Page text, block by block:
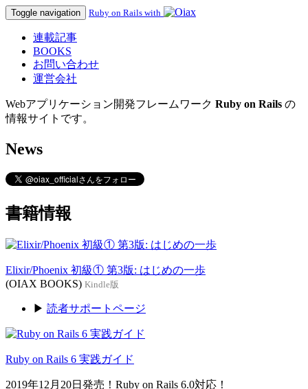
Toggle navigation Ruby on Rails with
連載記事
BOOKS
お問い合わせ
運営会社
Webアプリケーション開発フレームワーク Ruby on Rails の
情報サイトです。
News
書籍情報
Elixir/Phoenix 初級① 第3版: はじめの一歩
(OIAX BOOKS) Kindle版
▶ 読者サポートページ
Ruby on Rails 6 実践ガイド
2019年12月20日発売！Ruby on Rails 6.0対応！